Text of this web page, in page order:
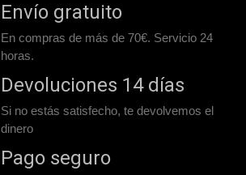
Envío gratuito
En compras de más de 70€. Servicio 24
horas.
Devoluciones 14 días
Si no estás satisfecho, te devolvemos el
dinero
Pago seguro